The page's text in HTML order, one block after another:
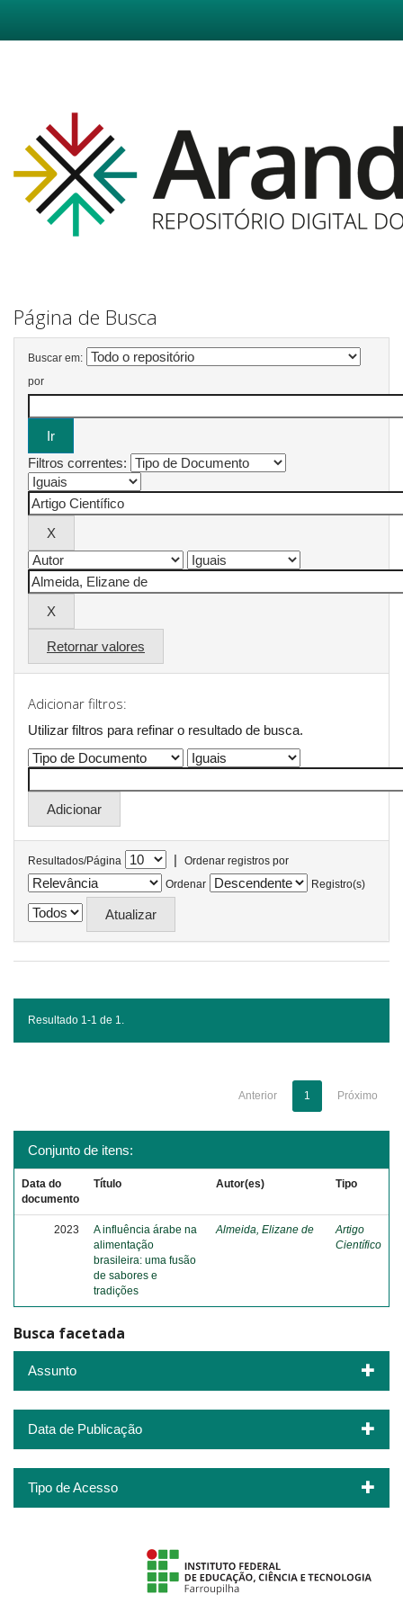
Página de Busca
Buscar em:
por
Filtros correntes:
Retornar valores
Adicionar filtros:
Utilizar filtros para refinar o resultado de busca.
Resultados/Página |
Ordenar registros por
Ordenar
Registro(s)
Resultado 1-1 de 1.
Anterior 1 Próximo
Conjunto de itens:
Data do
documento
Título Autor(es) Tipo
2023
A influência árabe na
alimentação
brasileira: uma fusão
de sabores e
tradições
Almeida, Elizane de
Artigo
Científico
Busca facetada
Assunto
Data de Publicação
Tipo de Acesso